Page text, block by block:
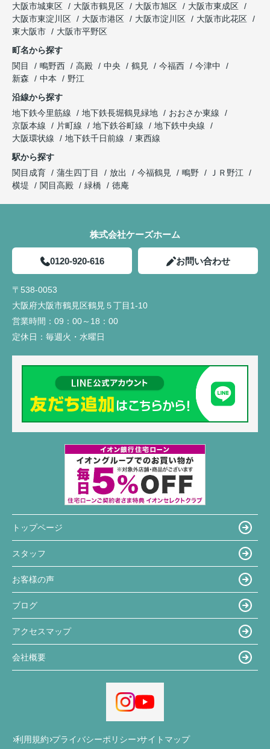
大阪市城東区
大阪市鶴見区 大阪市旭区
大阪市東成区
大阪市東淀川区
大阪市港区 大阪市淀川区
大阪市此花区
東大阪市
大阪市平野区
町名から探す
関目
鴫野西 高殿 中央 鶴見 今福西
今津中
新森
中本
野江
沿線から探す
地下鉄今里筋線
地下鉄長堀鶴見緑地
おおさか東線
京阪本線
片町線 地下鉄谷町線
地下鉄中央線
大阪環状線
地下鉄千日前線
東西線
駅から探す
関目成育
蒲生四丁目 放出 今福鶴見 鴫野
ＪＲ野江
横堤
関目高殿 緑橋 徳庵
株式会社ケーズホーム
0120-920-616 お問い合わせ
〒538-0053
大阪府大阪市鶴見区鶴見５丁目1-10
営業時間： 09：00～18：00
定休日： 毎週火・水曜日
トップページ
スタッフ
お客様の声
ブログ
アクセスマップ
会社概要
利用規約 プライバシーポリシー サイトマップ